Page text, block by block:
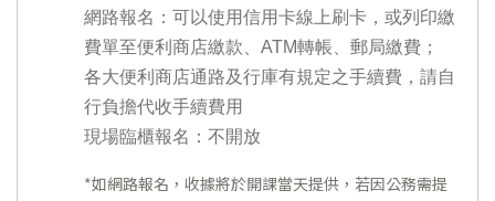
網路報名：可以使用信用卡線上刷卡，或列印繳
費單至便利商店繳款、ATM轉帳、郵局繳費；
各大便利商店通路及行庫有規定之手續費，請自
行負擔代收手續費用
現場臨櫃報名：不開放
*如網路報名，收據將於開課當天提供，若因公務需提